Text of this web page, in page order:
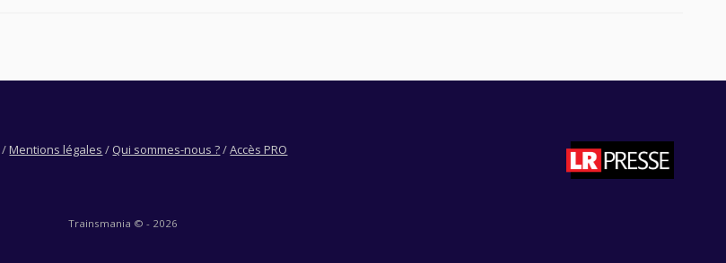
/Mentions légales / Qui sommes-nous ?/Accès PRO
Trainsmania © - 2026